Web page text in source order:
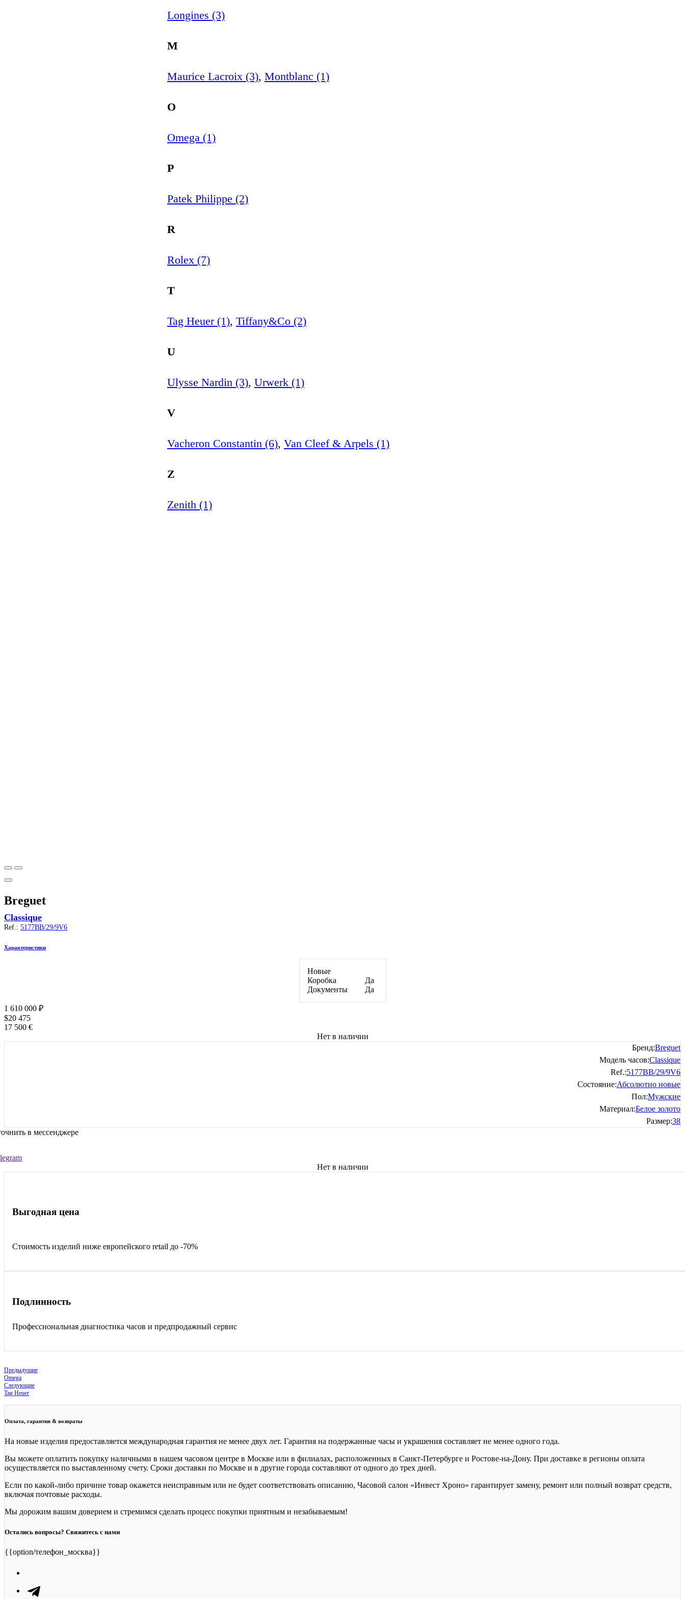
Longines (3)
M
Maurice Lacroix (3), Montblanc (1)
O
Omega (1)
P
Patek Philippe (2)
R
Rolex (7)
T
Tag Heuer (1), Tiffany&Co (2)
U
Ulysse Nardin (3), Urwerk (1)
V
Vacheron Constantin (6), Van Cleef & Arpels (1)
Z
Zenith (1)
Breguet
Classique
Ref.: 5177BB/29/9V6
Характеристики
Новые
Коробка
Да
Документы
Да
1 610 000 ₽
$20 475
17 500 €
Нет в наличии
Бренд:Breguet
Модель часов:Classique
Ref.:5177BB/29/9V6
Состояние:Абсолютно новые
Пол:Мужские
Материал:Белое золото
Размер:38
в мессенджере
Нет в наличии
Выгодная цена
Стоимость изделий ниже европейского retail до -70%
Подлинность
Профессиональная диагностика часов и предпродажный сервис
Предыдущие
Omega
Следующие
Tag Heuer
Оплата, гарантия & возвраты
На новые изделия предоставляется международная гарантия не менее двух лет. Гарантия на подержанные часы и украшения составляет не менее одного года.
Вы можете оплатить покупку наличными в нашем часовом центре в Москве или в филиалах, расположенных в Санкт-Петербурге и Ростове-на-Дону. При доставке в регионы оплата
осуществляется по выставленному счету. Сроки доставки по Москве и в другие города составляют от одного до трех дней.
Если по какой-либо причине товар окажется неисправным или не будет соответствовать описанию, Часовой салон «Инвест Хроно» гарантирует замену, ремонт или полный возврат средств,
включая почтовые расходы.
Мы дорожим вашим доверием и стремимся сделать процесс покупки приятным и незабываемым!
Остались вопросы? Свяжитесь с нами
{{option/телефон_москва}}